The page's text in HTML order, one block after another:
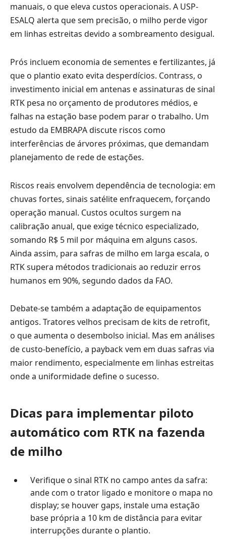
manuais, o que eleva custos operacionais. A USP-
ESALQ alerta que sem precisão, o milho perde vigor
em linhas estreitas devido a sombreamento desigual.
Prós incluem economia de sementes e fertilizantes, já
que o plantio exato evita desperdícios. Contrass, o
investimento inicial em antenas e assinaturas de sinal
RTK pesa no orçamento de produtores médios, e
falhas na estação base podem parar o trabalho. Um
estudo da EMBRAPA discute riscos como
interferências de árvores próximas, que demandam
planejamento de rede de estações.
Riscos reais envolvem dependência de tecnologia: em
chuvas fortes, sinais satélite enfraquecem, forçando
operação manual. Custos ocultos surgem na
calibração anual, que exige técnico especializado,
somando R$ 5 mil por máquina em alguns casos.
Ainda assim, para safras de milho em larga escala, o
RTK supera métodos tradicionais ao reduzir erros
humanos em 90%, segundo dados da FAO.
Debate-se também a adaptação de equipamentos
antigos. Tratores velhos precisam de kits de retrofit,
o que aumenta o desembolso inicial. Mas em análises
de custo-benefício, a payback vem em duas safras via
maior rendimento, especialmente em linhas estreitas
onde a uniformidade define o sucesso.
Dicas para implementar piloto
automático com RTK na fazenda
de milho
Verifique o sinal RTK no campo antes da safra:
ande com o trator ligado e monitore o mapa no
display; se houver gaps, instale uma estação
base própria a 10 km de distância para evitar
interrupções durante o plantio.